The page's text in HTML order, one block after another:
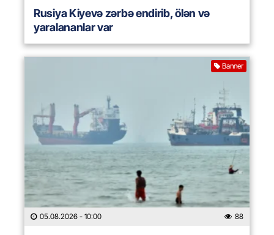
Rusiya Kiyevə zərbə endirib, ölən və
yaralananlar var
Banner
05.08.2026 - 10:00 88